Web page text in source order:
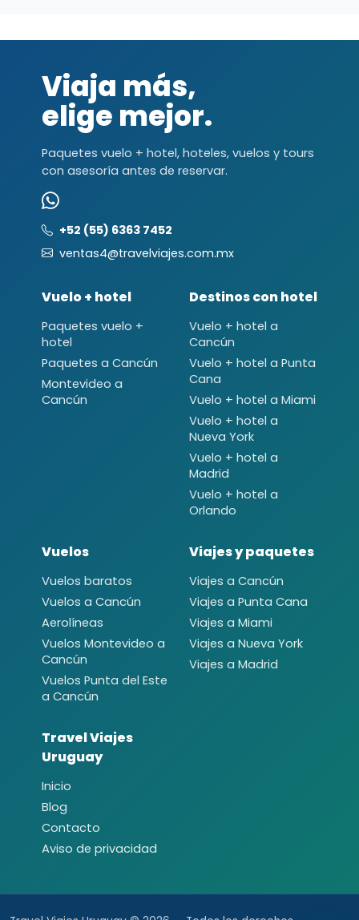
Viaja más,
elige mejor.
Paquetes vuelo + hotel, hoteles, vuelos y tours
con asesoría antes de reservar.
+52 (55) 6363 7452
ventas4@travelviajes.com.mx
Vuelo + hotel
Paquetes vuelo +
hotel
Paquetes a Cancún
Montevideo a
Cancún
Destinos con hotel
Vuelo + hotel a
Cancún
Vuelo + hotel a Punta
Cana
Vuelo + hotel a Miami
Vuelo + hotel a
Nueva York
Vuelo + hotel a
Madrid
Vuelo + hotel a
Orlando
Vuelos
Vuelos baratos
Vuelos a Cancún
Aerolíneas
Vuelos Montevideo a
Cancún
Vuelos Punta del Este
a Cancún
Viajes y paquetes
Viajes a Cancún
Viajes a Punta Cana
Viajes a Miami
Viajes a Nueva York
Viajes a Madrid
Travel Viajes
Uruguay
Inicio
Blog
Contacto
Aviso de privacidad